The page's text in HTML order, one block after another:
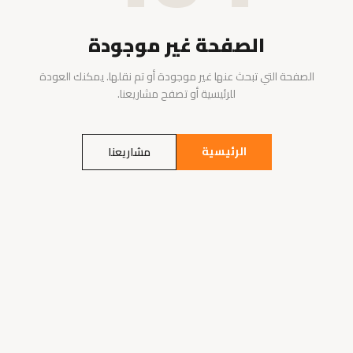
الصفحة غير موجودة
الصفحة التي تبحث عنها غير موجودة أو تم نقلها. يمكنك العودة
للرئيسية أو تصفح مشاريعنا.
الرئيسية مشاريعنا